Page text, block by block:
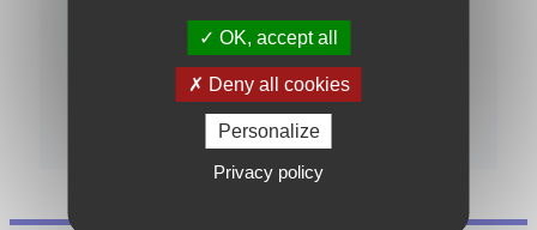
Garanties et réglementations
OK, accept all
Deny all cookies
Personalize
Privacy policy